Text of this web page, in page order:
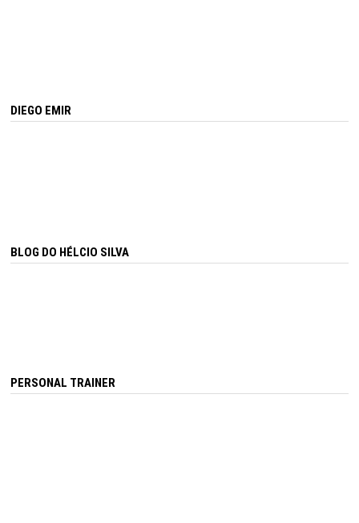
DIEGO EMIR
BLOG DO HÉLCIO SILVA
PERSONAL TRAINER